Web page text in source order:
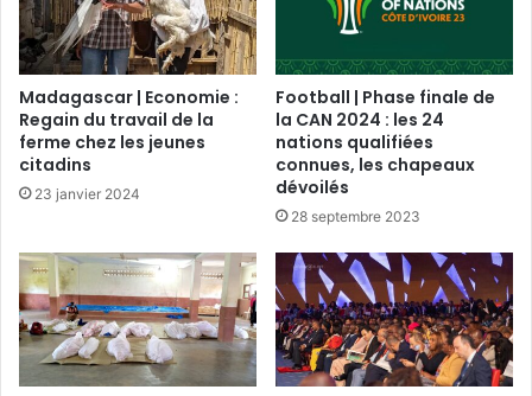
Madagascar | Economie :
Regain du travail de la
ferme chez les jeunes
citadins
23 janvier 2024
Football | Phase finale de
la CAN 2024 : les 24
nations qualifiées
connues, les chapeaux
dévoilés
28 septembre 2023